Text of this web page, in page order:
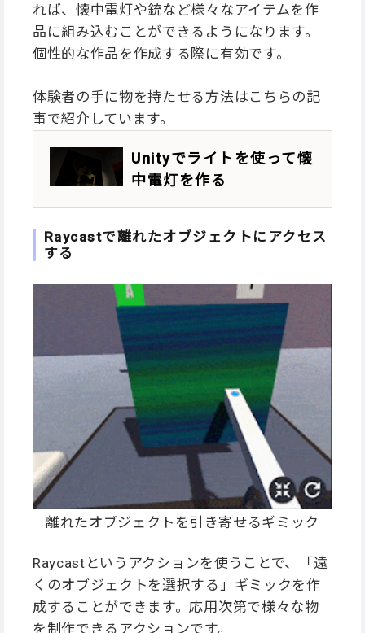
れば、懐中電灯や銃など様々なアイテムを作
品に組み込むことができるようになります。
個性的な作品を作成する際に有効です。
体験者の手に物を持たせる方法はこちらの記
事で紹介しています。
Unityでライトを使って懐
中電灯を作る
Raycastで離れたオブジェクトにアクセス
する
離れたオブジェクトを引き寄せるギミック
Raycastというアクションを使うことで、「遠
くのオブジェクトを選択する」ギミックを作
成することができます。応用次第で様々な物
を制作できるアクションです。